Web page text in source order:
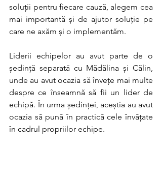
soluții pentru fiecare cauză, alegem cea
mai importantă și de ajutor soluție pe
care ne axăm și o implementăm.
Liderii echipelor au avut parte de o
ședință separată cu Mădălina și Călin,
unde au avut ocazia să învețe mai multe
despre ce înseamnă să fii un lider de
echipă. În urma ședinței, aceștia au avut
ocazia să pună în practică cele învățate
în cadrul propriilor echipe.